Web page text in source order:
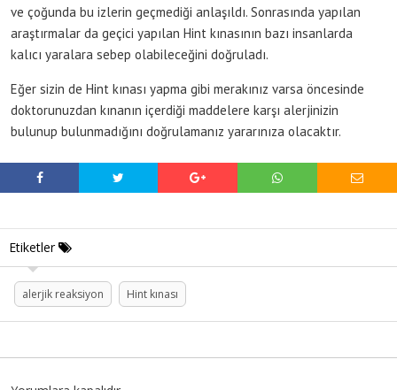
ve çoğunda bu izlerin geçmediği anlaşıldı. Sonrasında yapılan
araştırmalar da geçici yapılan Hint kınasının bazı insanlarda
kalıcı yaralara sebep olabileceğini doğruladı.
Eğer sizin de Hint kınası yapma gibi merakınız varsa öncesinde
doktorunuzdan kınanın içerdiği maddelere karşı alerjinizin
bulunup bulunmadığını doğrulamanız yararınıza olacaktır.
Etiketler
alerjik reaksiyon Hint kınası